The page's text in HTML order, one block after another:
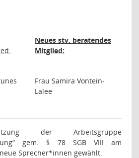
Neues stv. beratendes
Mitglied:
Frau Samira Vontein-
Lalee
der Arbeitsgruppe
gem. § 78 SGB VIII am
Sprecher*innen gewählt.